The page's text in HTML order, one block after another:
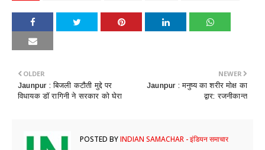
NEWER
Jaunpur : मनुष्य का शरीर मोक्ष का
द्वार: रजनीकान्त
OLDER
Jaunpur : ​बिजली कटौती मुद्दे पर
विधायक डॉ रागिनी ने सरकार को घेरा
POSTED BYINDIAN SAMACHAR - इंडियन समाचार